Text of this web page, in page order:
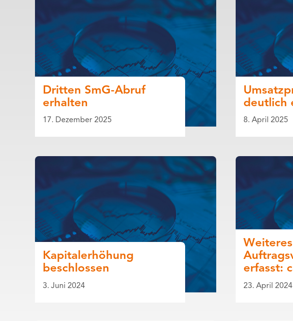
Dritten SmG-Abruf
erhalten
17. Dezember 2025
deutlich
8. April 2025
Kapitalerhöhung
beschlossen
3. Juni 2024
Weiteres
erfasst:
23. April 2024